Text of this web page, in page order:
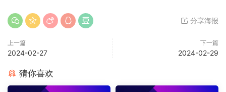
分享海报
上一篇
2024-02-27
下一篇
2024-02-29
猜你喜欢